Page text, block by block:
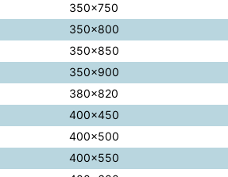
350×750
350×800
350×850
350×900
380×820
400×450
400×500
400×550